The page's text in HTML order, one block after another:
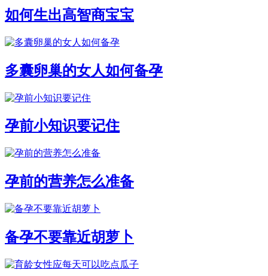
如何生出高智商宝宝
多囊卵巢的女人如何备孕
孕前小知识要记住
孕前的营养怎么准备
备孕不要靠近胡萝卜